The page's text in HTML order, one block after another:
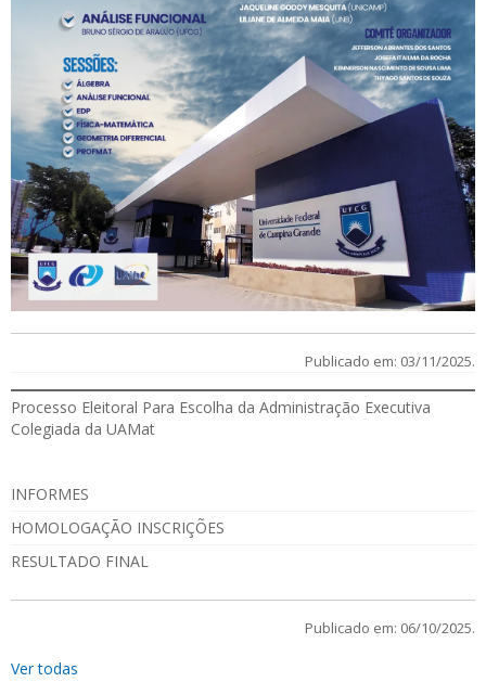
Publicado em: 03/11/2025.
Processo Eleitoral Para Escolha da Administração Executiva
Colegiada da UAMat
INFORMES
HOMOLOGAÇÃO INSCRIÇÕES
RESULTADO FINAL
Publicado em: 06/10/2025.
Ver todas